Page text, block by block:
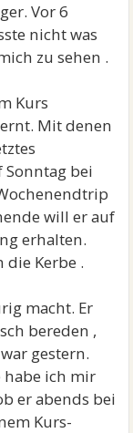
Vor 6
nicht was
zu sehen .
Kurs
Mit denen
Sonntag bei
will er auf
erhalten.
Kerbe .
macht. Er
bereden ,
gestern.
habe ich mir
er abends bei
Kurs-